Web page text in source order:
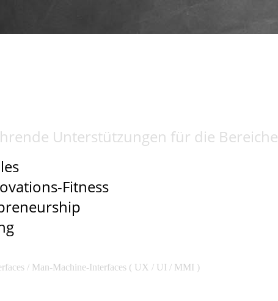
Unterstützungen für die Bereiche
Fitness
/ Man-Machine-Interfaces ( UX / UI / MMI )